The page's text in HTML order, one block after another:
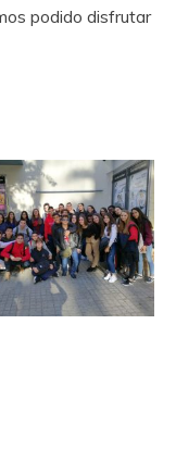
podido disfrutar